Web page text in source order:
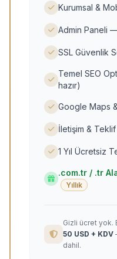
Kurumsal &
Admin Paneli
SSL Güvenlik
Temel SEO
hazır)
Google Maps
İletişim & Teklif
1 Yıl Ücretsiz
.com.tr / .tr
Yıllık
Gizli ücret yok.
50 USD + KDV
dahil.